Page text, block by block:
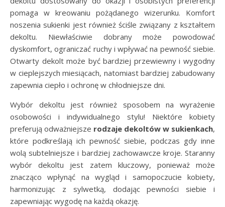
pomaga w kreowaniu pożądanego wizerunku. Komfort
noszenia sukienki jest również ściśle związany z kształtem
dekoltu. Niewłaściwie dobrany może powodować
dyskomfort, ograniczać ruchy i wpływać na pewność siebie.
Otwarty dekolt może być bardziej przewiewny i wygodny
w cieplejszych miesiącach, natomiast bardziej zabudowany
zapewnia ciepło i ochronę w chłodniejsze dni.
Wybór dekoltu jest również sposobem na wyrażenie
osobowości i indywidualnego stylu! Niektóre kobiety
preferują odważniejsze rodzaje dekoltów w sukienkach,
które podkreślają ich pewność siebie, podczas gdy inne
wolą subtelniejsze i bardziej zachowawcze kroje. Staranny
wybór dekoltu jest zatem kluczowy, ponieważ może
znacząco wpłynąć na wygląd i samopoczucie kobiety,
harmonizując z sylwetką, dodając pewności siebie i
zapewniając wygodę na każdą okazję.